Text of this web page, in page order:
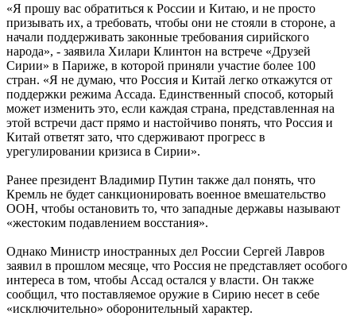
«Я прошу вас обратиться к России и Китаю, и не просто
призывать их, а требовать, чтобы они не стояли в стороне, а
начали поддерживать законные требования сирийского
народа», - заявила Хилари Клинтон на встрече «Друзей
Сирии» в Париже, в которой приняли участие более 100
стран. «Я не думаю, что Россия и Китай легко откажутся от
поддержки режима Ассада. Единственный способ, который
может изменить это, если каждая страна, представленная на
этой встречи даст прямо и настойчиво понять, что Россия и
Китай ответят зато, что сдерживают прогресс в
урегулировании кризиса в Сирии».
Ранее президент Владимир Путин также дал понять, что
Кремль не будет санкционировать военное вмешательство
ООН, чтобы остановить то, что западные державы называют
«жестоким подавлением восстания».
Однако Министр иностранных дел России Сергей Лавров
заявил в прошлом месяце, что Россия не представляет особого
интереса в том, чтобы Ассад остался у власти. Он также
сообщил, что поставляемое оружие в Сирию несет в себе
«исключительно» оборонительный характер.